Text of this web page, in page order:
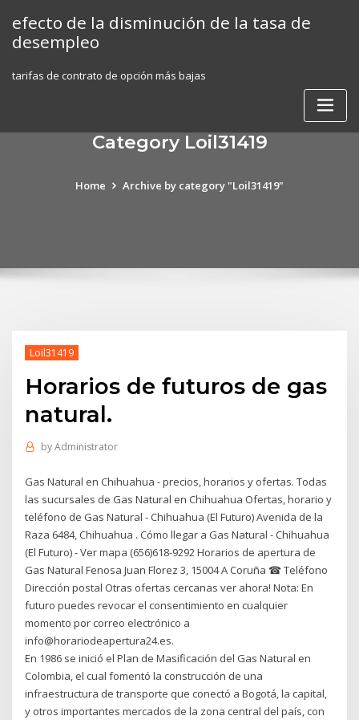
content
efecto de la disminución de la tasa de
desempleo
tarifas de contrato de opción más bajas
Category Loil31419
Home Archive by category "Loil31419"
Loil31419
Horarios de futuros de gas
natural.
byAdministrator
Gas Natural en Chihuahua - precios, horarios y ofertas. Todas
las sucursales de Gas Natural en Chihuahua Ofertas, horario y
teléfono de Gas Natural - Chihuahua (El Futuro) Avenida de la
Raza 6484, Chihuahua . Cómo llegar a Gas Natural - Chihuahua
(El Futuro) - Ver mapa (656)618-9292 Horarios de apertura de
Gas Natural Fenosa Juan Florez 3, 15004 A Coruña ☎ Teléfono
Dirección postal Otras ofertas cercanas ver ahora! Nota: En
futuro puedes revocar el consentimiento en cualquier
momento por correo electrónico a
info@horariodeapertura24.es.
En 1986 se inició el Plan de Masificación del Gas Natural en
Colombia, el cual fomentó la construcción de una
infraestructura de transporte que conectó a Bogotá, la capital,
y otros importantes mercados de la zona central del país, con